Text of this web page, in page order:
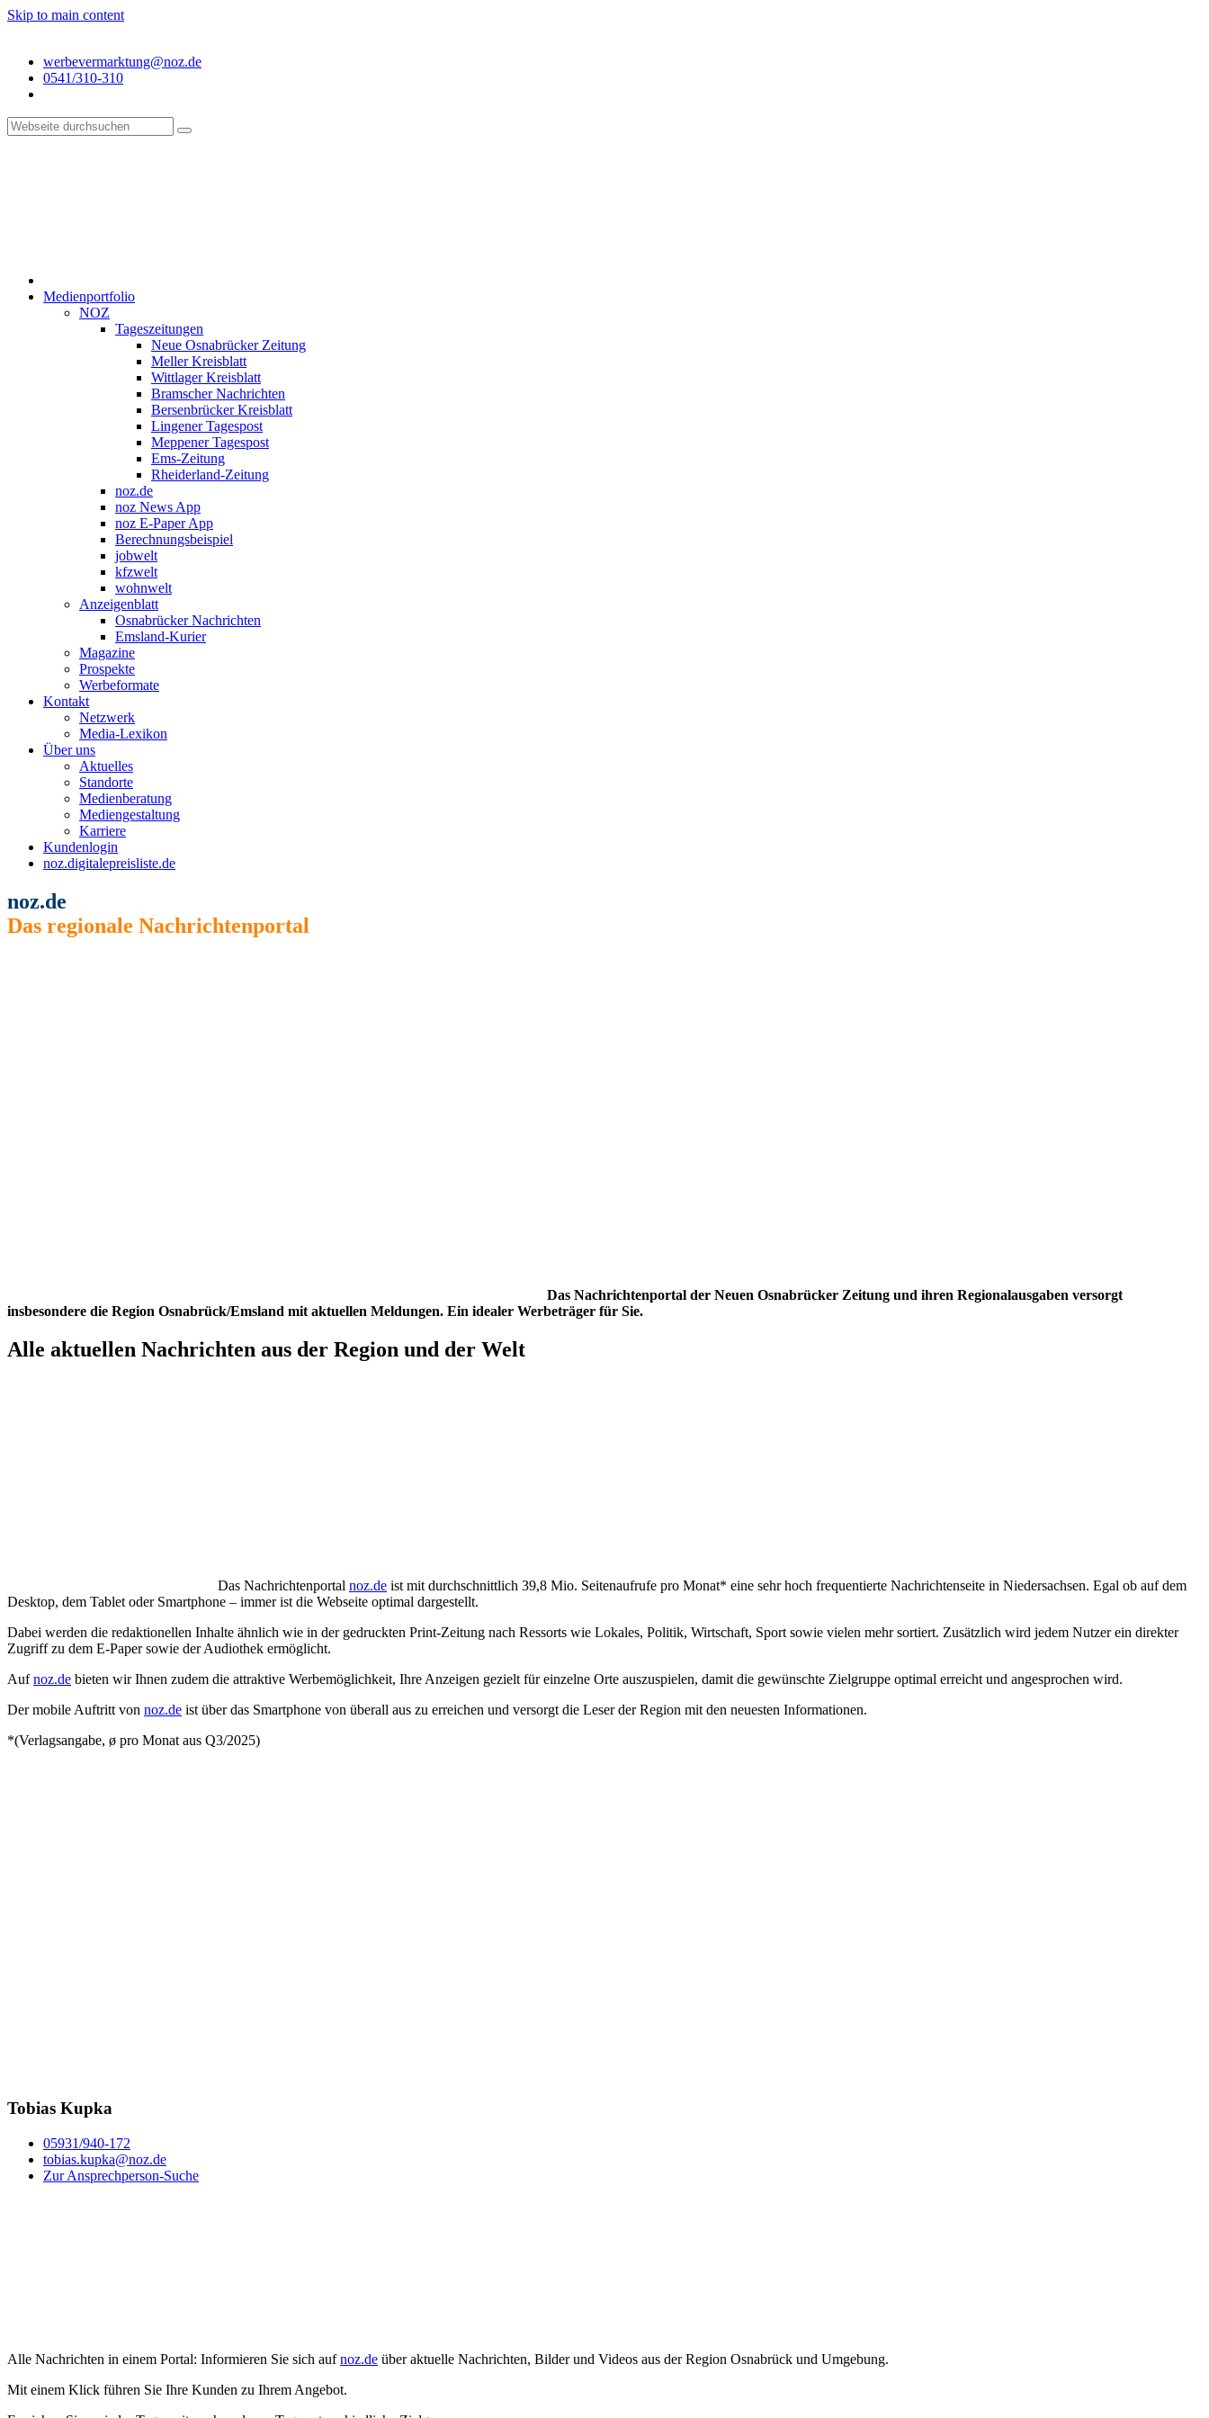
Skip to main content
werbevermarktung@noz.de
0541/310-310
Medienportfolio
NOZ
Tageszeitungen
Neue Osnabrücker Zeitung
Meller Kreisblatt
Wittlager Kreisblatt
Bramscher Nachrichten
Bersenbrücker Kreisblatt
Lingener Tagespost
Meppener Tagespost
Ems-Zeitung
Rheiderland-Zeitung
noz.de
noz News App
noz E-Paper App
Berechnungsbeispiel
jobwelt
kfzwelt
wohnwelt
Anzeigenblatt
Osnabrücker Nachrichten
Emsland-Kurier
Magazine
Prospekte
Werbeformate
Kontakt
Netzwerk
Media-Lexikon
Über uns
Aktuelles
Standorte
Medienberatung
Mediengestaltung
Karriere
Kundenlogin
noz.digitalepreisliste.de
noz.de
Das regionale Nachrichtenportal
Das Nachrichtenportal der Neuen Osnabrücker Zeitung und ihren Regionalausgaben versorgt
insbesondere die Region Osnabrück/Emsland mit aktuellen Meldungen. Ein idealer Werbeträger für Sie.
Alle aktuellen Nachrichten aus der Region und der Welt
Das Nachrichtenportal noz.de ist mit durchschnittlich 39,8 Mio. Seitenaufrufe pro Monat* eine sehr hoch frequentierte Nachrichtenseite in Niedersachsen. Egal ob auf dem
Desktop, dem Tablet oder Smartphone – immer ist die Webseite optimal dargestellt.
Dabei werden die redaktionellen Inhalte ähnlich wie in der gedruckten Print-Zeitung nach Ressorts wie Lokales, Politik, Wirtschaft, Sport sowie vielen mehr sortiert. Zusätzlich wird jedem Nutzer ein direkter
Zugriff zu dem E-Paper sowie der Audiothek ermöglicht.
Aufnoz.de bieten wir Ihnen zudem die attraktive Werbemöglichkeit, Ihre Anzeigen gezielt für einzelne Orte auszuspielen, damit die gewünschte Zielgruppe optimal erreicht und angesprochen wird.
Der mobile Auftritt von noz.de ist über das Smartphone von überall aus zu erreichen und versorgt die Leser der Region mit den neuesten Informationen.
*(Verlagsangabe, ø pro Monat aus Q3/2025)
Tobias Kupka
05931/940-172
tobias.kupka@noz.de
Zur Ansprechperson-Suche
Alle Nachrichten in einem Portal: Informieren Sie sich aufnoz.de über aktuelle Nachrichten, Bilder und Videos aus der Region Osnabrück und Umgebung.
Mit einem Klick führen Sie Ihre Kunden zu Ihrem Angebot.